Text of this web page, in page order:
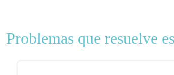
Problemas que resuelve